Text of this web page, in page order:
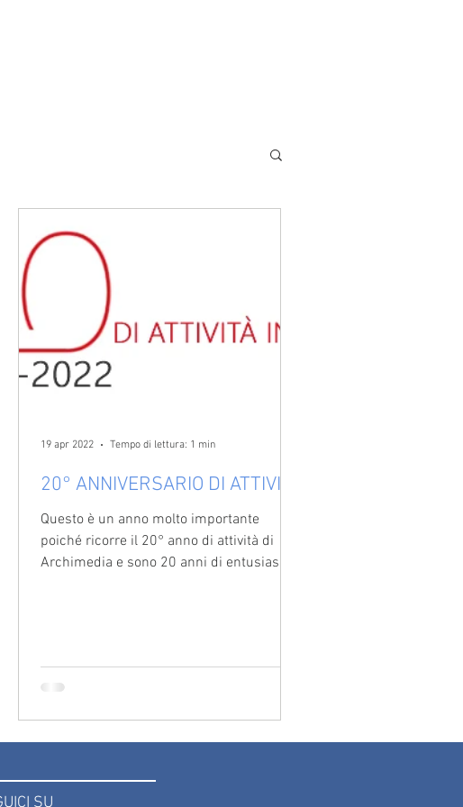
20° ANNIVERSARIO DI ATTIVITÀ
Questo è un anno molto importante
poiché ricorre il 20° anno di attività di
Archimedia e sono 20 anni di entusiasmo,
19 apr 2022 Tempo di lettura: 1 min
SU